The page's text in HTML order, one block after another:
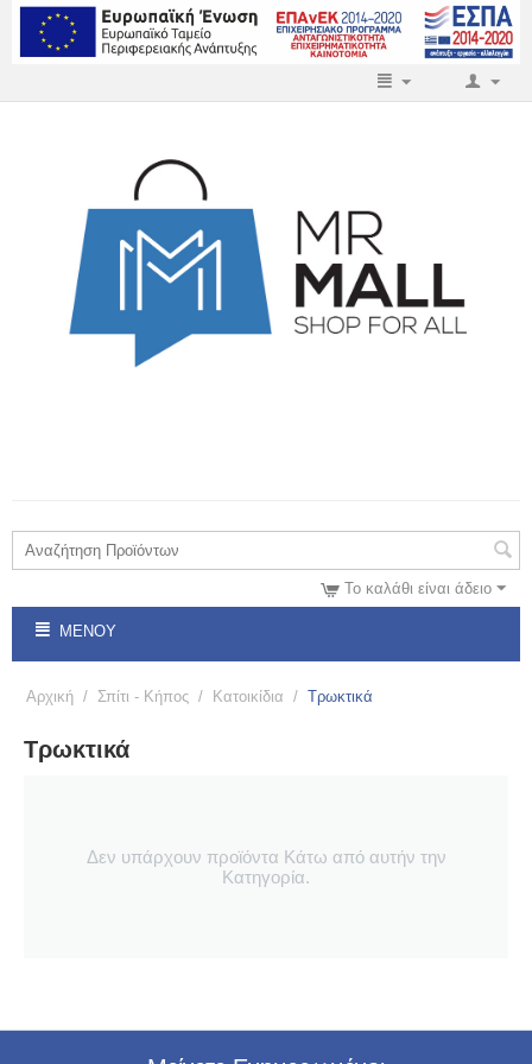
Το καλάθι είναι άδειο
ΜΕΝΟΎ
Αρχική / Σπίτι - Κήπος / Κατοικίδια / Τρωκτικά
Τρωκτικά
Δεν υπάρχουν προϊόντα Κάτω από αυτήν την
Κατηγορία.